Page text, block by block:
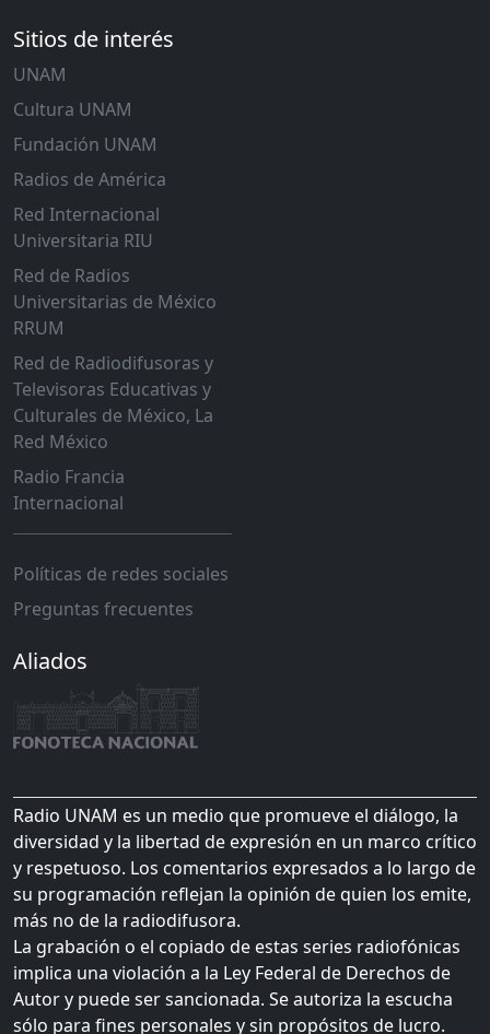
Sitios de interés
UNAM
Cultura UNAM
Fundación UNAM
Radios de América
Red Internacional
Universitaria RIU
Red de Radios
Universitarias de México
RRUM
Red de Radiodifusoras y
Televisoras Educativas y
Culturales de México, La
Red México
Radio Francia
Internacional
Políticas de redes sociales
Preguntas frecuentes
Aliados
Radio UNAM es un medio que promueve el diálogo, la
diversidad y la libertad de expresión en un marco crítico
y respetuoso. Los comentarios expresados a lo largo de
su programación reflejan la opinión de quien los emite,
más no de la radiodifusora.
La grabación o el copiado de estas series radiofónicas
implica una violación a la Ley Federal de Derechos de
Autor y puede ser sancionada. Se autoriza la escucha
sólo para fines personales y sin propósitos de lucro.